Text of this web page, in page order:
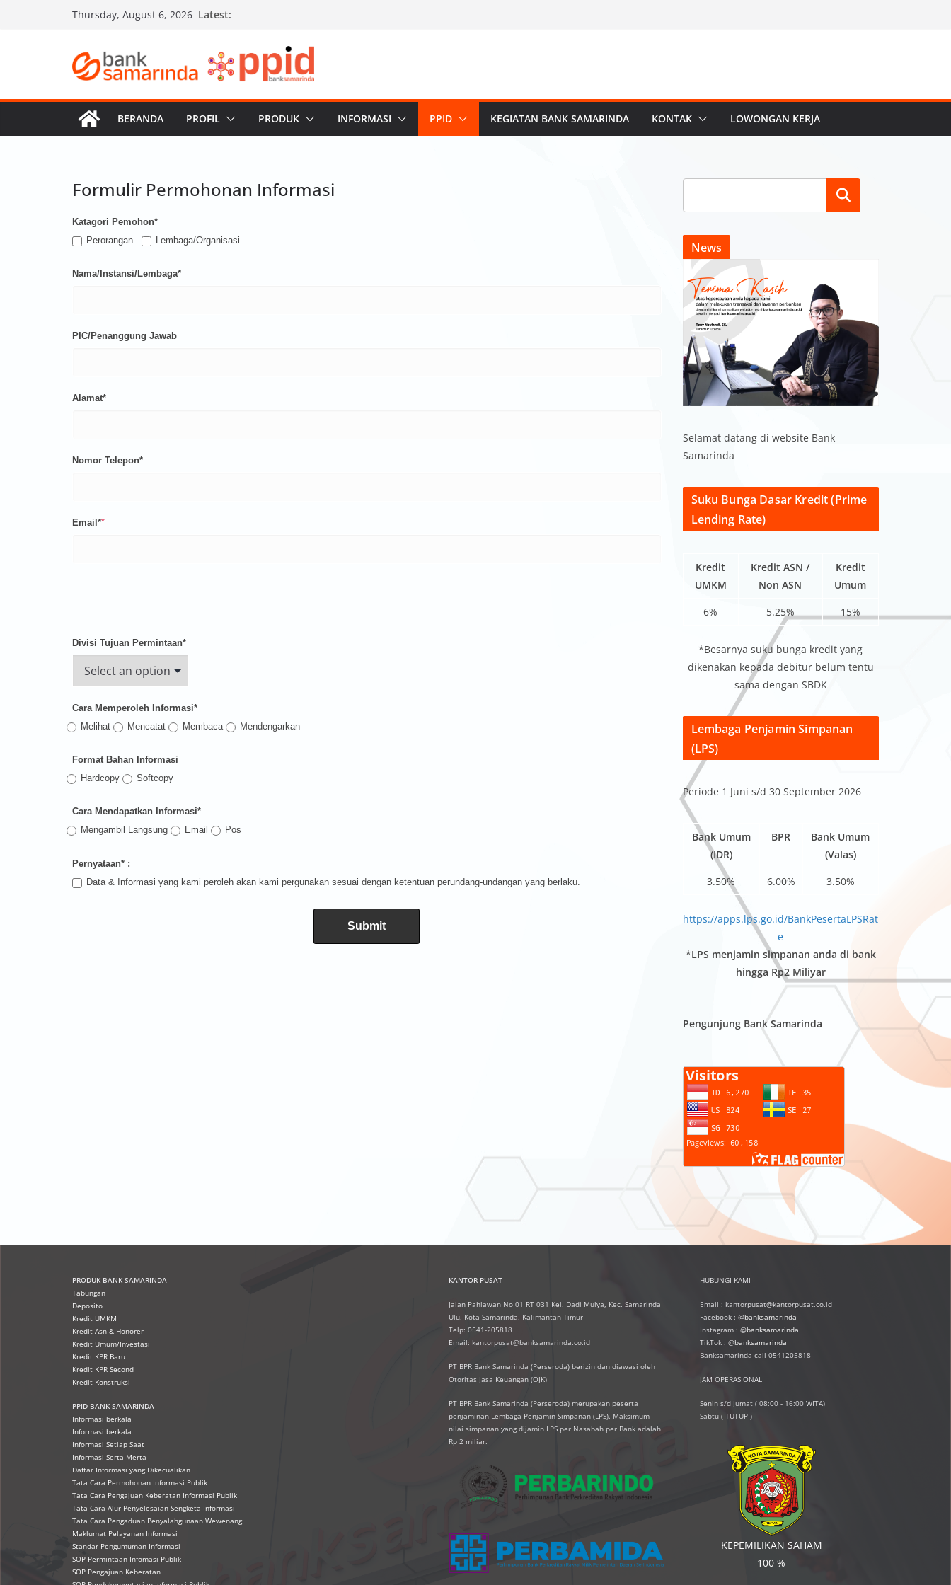
Thursday, August 6, 2026 Latest:
BERANDA PROFIL PRODUK INFORMASI PPID KEGIATAN BANK SAMARINDA KONTAK LOWONGAN KERJA
Formulir Permohonan Informasi
Katagori Pemohon*
Perorangan
Lembaga/Organisasi
Nama/Instansi/Lembaga*
PIC/Penanggung Jawab
Alamat*
Nomor Telepon*
Email**
Divisi Tujuan Permintaan*
Cara Memperoleh Informasi*
Melihat
Mencatat Membaca Mendengarkan
Format Bahan Informasi
Hardcopy
Softcopy
Cara Mendapatkan Informasi*
Mengambil Langsung
Email Pos
Pernyataan* :
Data & Informasi yang kami peroleh akan kami pergunakan sesuai dengan ketentuan perundang-undangan yang berlaku.
Search
News
Selamat datang di website Bank
Samarinda
Suku Bunga Dasar Kredit (Prime
Lending Rate)
Kredit
UMKM
Kredit ASN /
Non ASN
Kredit
Umum
6%
5.25% 15%
*Besarnya suku bunga kredit yang
dikenakan kepada debitur belum tentu
sama dengan SBDK
Lembaga Penjamin Simpanan
(LPS)
Periode 1 Juni s/d 30 September 2026
Bank Umum
(IDR)
BPR
Bank Umum
(Valas)
3.50%
6.00% 3.50%
https://apps.lps.go.id/BankPesertaLPSRat
e
*LPS menjamin simpanan anda di bank
hingga Rp2 Miliyar
Pengunjung Bank Samarinda
PRODUK BANK SAMARINDA
Tabungan
Deposito
Kredit UMKM
Kredit Asn & Honorer
Kredit Umum/Investasi
Kredit KPR Baru
Kredit KPR Second
Kredit Konstruksi
PPID BANK SAMARINDA
Informasi berkala
Informasi berkala
Informasi Setiap Saat
Informasi Serta Merta
Daftar Informasi yang Dikecualikan
Tata Cara Permohonan Informasi Publik
Tata Cara Pengajuan Keberatan Informasi Publik
Tata Cara Alur Penyelesaian Sengketa Informasi
Tata Cara Pengaduan Penyalahgunaan Wewenang
Maklumat Pelayanan Informasi
Standar Pengumuman Informasi
SOP Permintaan Infomasi Publik
SOP Pengajuan Keberatan
KANTOR PUSAT
Jalan Pahlawan No 01 RT 031 Kel. Dadi Mulya, Kec. Samarinda
Ulu, Kota Samarinda, Kalimantan Timur
Telp: 0541-205818
Email: kantorpusat@banksamarinda.co.id
PT BPR Bank Samarinda (Perseroda) berizin dan diawasi oleh
Otoritas Jasa Keuangan (OJK)
PT BPR Bank Samarinda (Perseroda) merupakan peserta
penjaminan Lembaga Penjamin Simpanan (LPS). Maksimum
nilai simpanan yang dijamin LPS per Nasabah per Bank adalah
Rp 2 miliar.
HUBUNGI KAMI
Email : kantorpusat@kantorpusat.co.id
Facebook : @banksamarinda
Instagram : @banksamarinda
TikTok : @banksamarinda
Banksamarinda call 0541205818
JAM OPERASIONAL
Senin s/d Jumat ( 08:00 - 16:00 WITA)
Sabtu ( TUTUP )
KEPEMILIKAN SAHAM
100 %